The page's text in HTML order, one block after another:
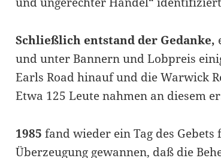
Schließlich entstand der Gedanke,
und unter Bannern und Lobpreis
Earls Road hinauf und die Warwick
Etwa 125 Leute nahmen an diesem
1985fand wieder ein Tag des
Überzeugung gewannen, daß die